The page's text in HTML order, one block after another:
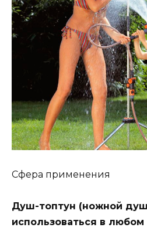
Сфера применения
Душ-топтун (ножной
использоваться в